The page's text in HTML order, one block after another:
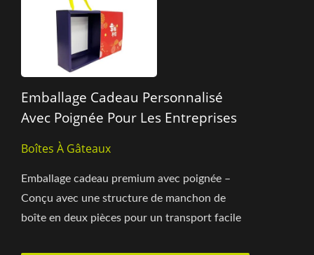
Emballage Cadeau Personnalisé
Avec Poignée Pour Les Entreprises
Boîtes À Gâteaux
Emballage cadeau premium avec poignée –
Conçu avec une structure de manchon de
boîte en deux pièces pour un transport facile